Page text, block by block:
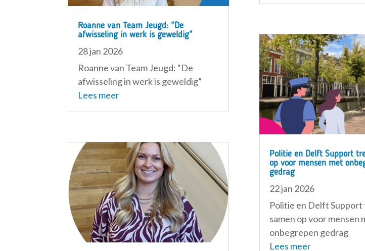
Roanne van Team Jeugd: “De
afwisseling in werk is geweldig”
28 jan 2026
Roanne van Team Jeugd: “De
afwisseling in werk is geweldig”
Lees meer
Politie en Delft Support
op voor mensen met
gedrag
22 jan 2026
Politie en Delft Support
samen op voor mensen
onbegrepen gedrag
Lees meer